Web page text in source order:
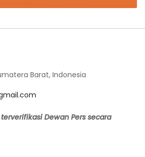
Barat, Indonesia
terverifikasi Dewan Pers secara